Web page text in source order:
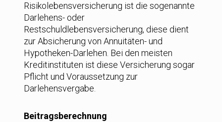
Risikolebensversicherung ist die sogenannte
Darlehens- oder
Restschuldlebensversicherung, diese dient
zur Absicherung von Annuitäten- und
Hypotheken-Darlehen. Bei den meisten
Kreditinstituten ist diese Versicherung sogar
Pflicht und Voraussetzung zur
Darlehensvergabe.
Beitragsberechnung